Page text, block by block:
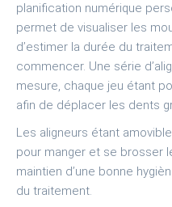
planification numérique
permet de visualiser les
d’estimer la durée du
commencer. Une série
mesure, chaque jeu étant
afin de déplacer les dents
Les aligneurs étant
pour manger et se brosser
maintien d’une bonne
du traitement.